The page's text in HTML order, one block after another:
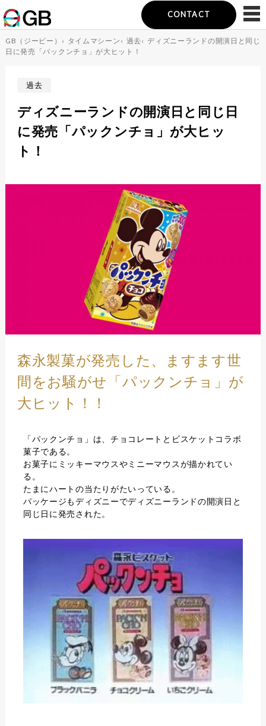
CONTACT
GB（ジービー） ‹ タイムマシーン ‹ 過去‹ディズニーランドの開演日と同じ
日に発売「パックンチョ」が大ヒット！
過去
ディズニーランドの開演日と同じ日
に発売「パックンチョ」が大ヒッ
ト！
森永製菓が発売した、ますます世
間をお騒がせ「パックンチョ」が
大ヒット！！
「パックンチョ」は、チョコレートとビスケットコラボ
菓子である。
お菓子にミッキーマウスやミニーマウスが描かれてい
る。
たまにハートの当たりがたいっている。
パッケージもディズニーでディズニーランドの開演日と
同じ日に発売された。